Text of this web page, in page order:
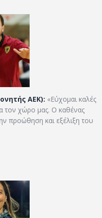
ΑΕΚ): «Εύχομαι καλές
τον χώρο μας. Ο καθένας
προώθηση και εξέλιξη του